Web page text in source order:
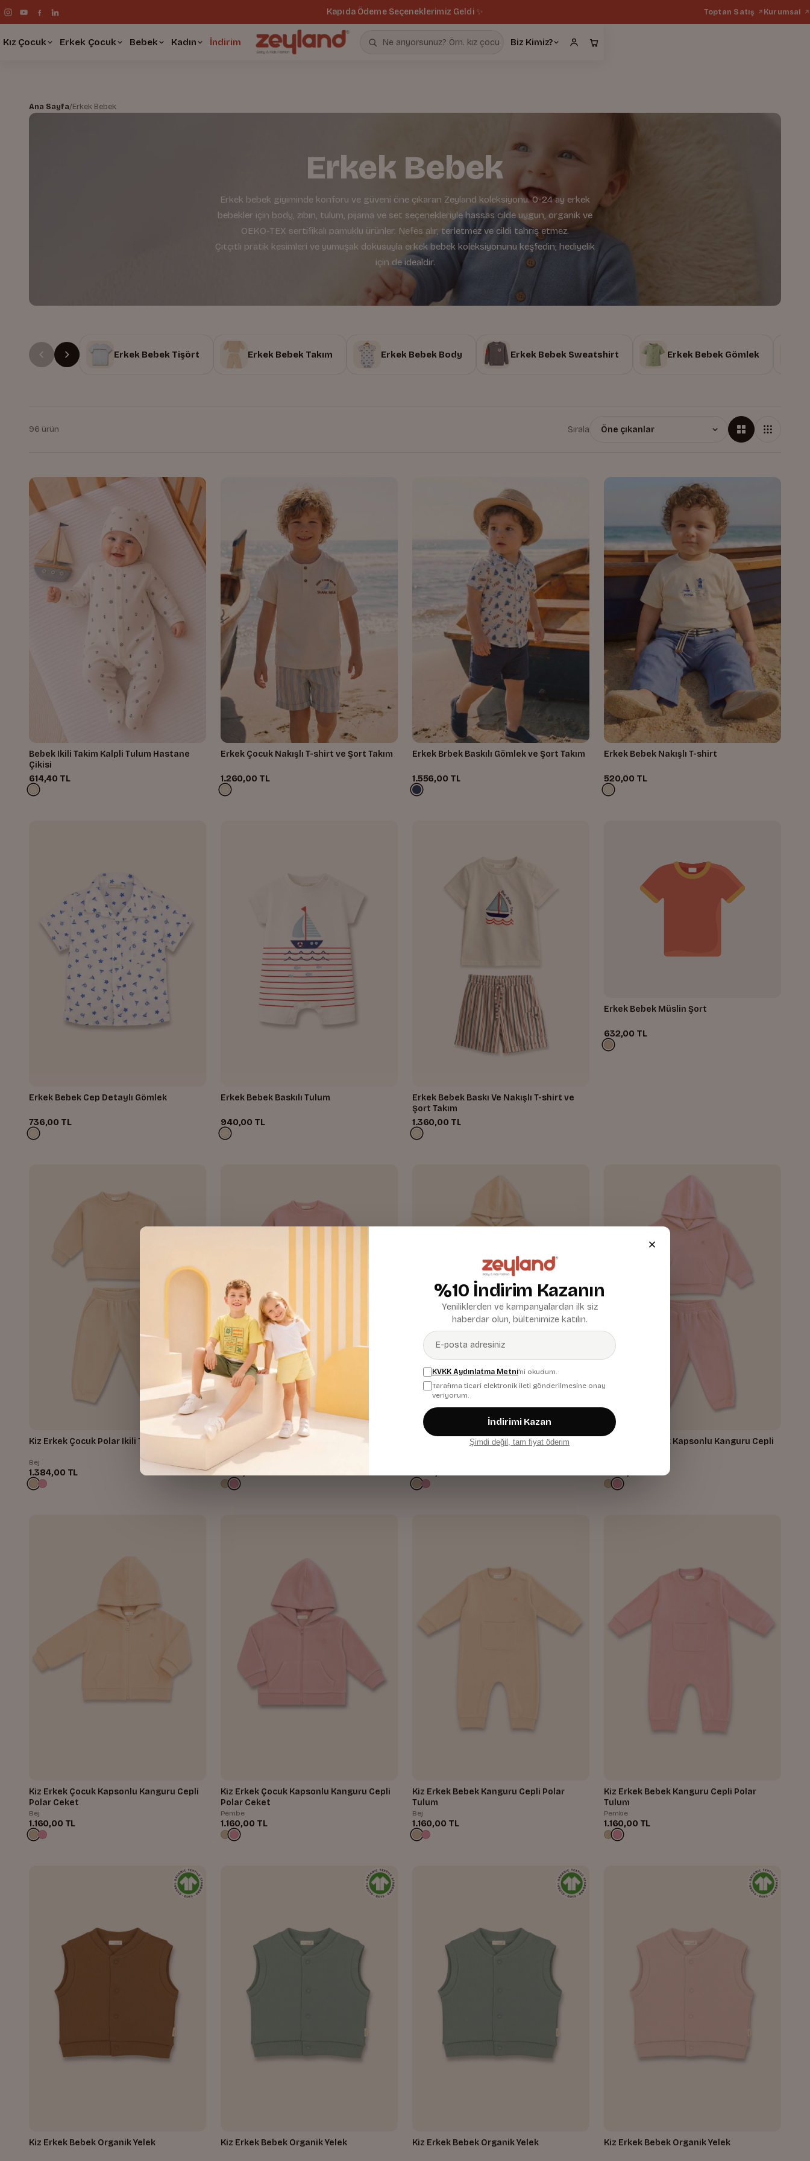
Kapıda Ödeme Seçeneklerimiz Geldi ✨ Toptan Satış Kurumsal
Kız Çocuk Erkek Çocuk Bebek Kadın İndirim Biz Kimiz?
Ana Sayfa/Erkek Bebek
Erkek Bebek
Erkek bebek giyiminde konforu ve güveni öne çıkaran Zeyland koleksiyonu. 0-24 ay erkek
bebekler için body, zıbın, tulum, pijama ve set seçenekleriyle hassas cilde uygun, organik ve
OEKO-TEX sertifikalı pamuklu ürünler. Nefes alır, terletmez ve cildi tahriş etmez.
Çıtçıtlı pratik kesimleri ve yumuşak dokusuyla erkek bebek koleksiyonunu keşfedin; hediyelik
için de idealdir.
Erkek Bebek Tişört Erkek Bebek Takım Erkek Bebek Body Erkek Bebek Sweatshirt Erkek Bebek Gömlek
96 ürün Sırala
Bebek Ikili Takim Kalpli Tulum Hastane
Çikisi
614,40 TL
Erkek Çocuk Nakışlı T-shirt ve Şort Takım
1.260,00 TL
Erkek Brbek Baskılı Gömlek ve Şort Takım
1.556,00 TL
Erkek Bebek Nakışlı T-shirt
520,00 TL
Erkek Bebek Cep Detaylı Gömlek
736,00 TL
Erkek Bebek Baskılı Tulum
940,00 TL
Erkek Bebek Baskı Ve Nakışlı T-shirt ve
Şort Takım
1.360,00 TL
Erkek Bebek Müslin Şort
632,00 TL
Kiz Erkek Çocuk Polar Ikili Takim
Bej
1.384,00 TL
Kiz Erkek Çocuk Polar Ikili Takim
Pembe
Kiz Erkek Çocuk Kapsonlu Kanguru Cepli
Kiz Erkek Çocuk Kapsonlu Kanguru Cepli
Kiz Erkek Çocuk Kapsonlu Kanguru Cepli
Polar Ceket
Bej
1.160,00 TL
Kiz Erkek Çocuk Kapsonlu Kanguru Cepli
Polar Ceket
Pembe
1.160,00 TL
Kiz Erkek Bebek Kanguru Cepli Polar
Tulum
Bej
1.160,00 TL
Kiz Erkek Bebek Kanguru Cepli Polar
Tulum
Pembe
1.160,00 TL
Kiz Erkek Bebek Organik Yelek Kiz Erkek Bebek Organik Yelek Kiz Erkek Bebek Organik Yelek Kiz Erkek Bebek Organik Yelek
%10 İndirim Kazanın
Yeniliklerden ve kampanyalardan ilk siz
haberdar olun, bültenimize katılın.
KVKK Aydınlatma Metni'ni okudum.
Tarafıma ticari elektronik ileti gönderilmesine onay
veriyorum.
İndirimi Kazan
Şimdi değil, tam fiyat öderim